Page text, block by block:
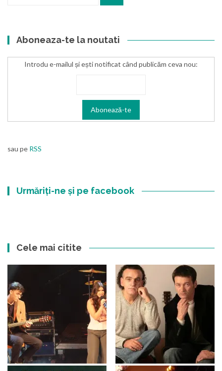
Aboneaza-te la noutati
Introdu e-mailul și ești notificat când publicăm ceva nou:
sau pe RSS
Urmăriți-ne și pe facebook
Cele mai citite